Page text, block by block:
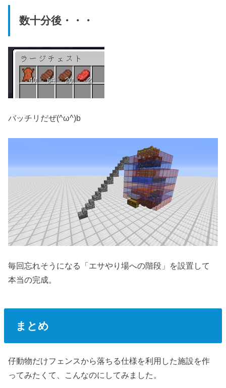
数十分後・・・
バッチリだぜ(^ω^)b
毎回忘れそうになる「エサやり場への階段」を設置して
本当の完成。
まとめ
仔動物だけフェンスから落ちる仕様を利用した施設を作
ってみたくて、こんなのにしてみました。